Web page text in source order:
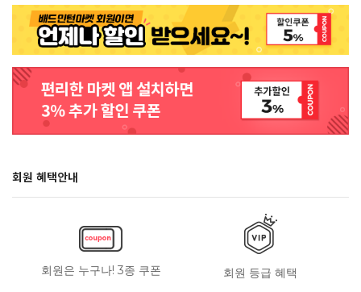
회원 혜택안내
회원은 누구나! 3종 쿠폰 회원 등급 혜택